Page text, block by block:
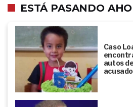
ESTÁ PASANDO
Caso
autos